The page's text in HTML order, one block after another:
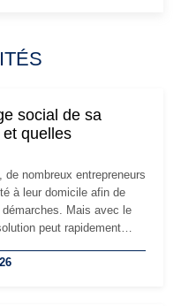
social de sa
quelles
de nombreux entrepreneurs
à leur domicile afin de
Mais avec le
peut rapidement
de marque… Le